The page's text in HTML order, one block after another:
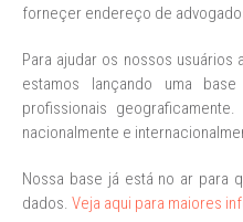
forneçer endereço de
Para ajudar os nossos
estamos lançando uma
profissionais
nacionalmente e
Nossa base já está no ar para
dados. Veja aqui para maiores